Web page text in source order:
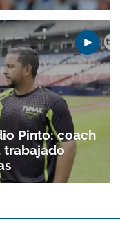
Pinto: coach
trabajado